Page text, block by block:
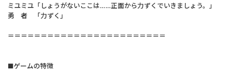
ミユミユ「しょうがないここは……正面から力ずくでいきましょう。」
勇 者 「力ずく」
＝＝＝＝＝＝＝＝＝＝＝＝＝＝＝＝＝＝＝＝＝＝＝＝
■ゲームの特徴